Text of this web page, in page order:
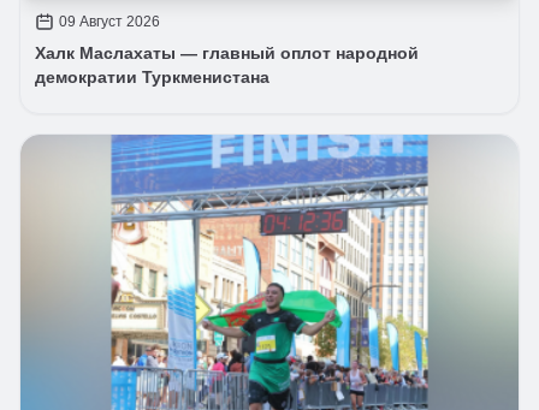
09 Август 2026
Халк Маслахаты — главный оплот народной
демократии Туркменистана